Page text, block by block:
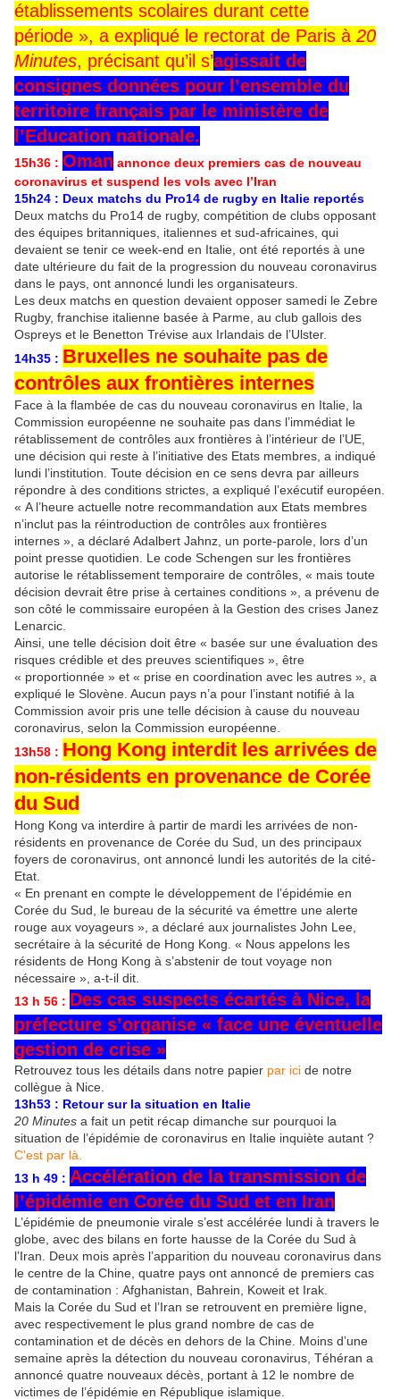
établissements scolaires durant cette
période », a expliqué le rectorat de Paris à 20
Minutes, précisant qu’il s’agissait de
consignes données pour l’ensemble du
territoire français par le ministère de
l’Education nationale.
15h36 : Oman annonce deux premiers cas de nouveau
coronavirus et suspend les vols avec l’Iran
15h24 : Deux matchs du Pro14 de rugby en Italie reportés
Deux matchs du Pro14 de rugby, compétition de clubs opposant
des équipes britanniques, italiennes et sud-africaines, qui
devaient se tenir ce week-end en Italie, ont été reportés à une
date ultérieure du fait de la progression du nouveau coronavirus
dans le pays, ont annoncé lundi les organisateurs.
Les deux matchs en question devaient opposer samedi le Zebre
Rugby, franchise italienne basée à Parme, au club gallois des
Ospreys et le Benetton Trévise aux Irlandais de l’Ulster.
14h35 : Bruxelles ne souhaite pas de
contrôles aux frontières internes
Face à la flambée de cas du nouveau coronavirus en Italie, la
Commission européenne ne souhaite pas dans l’immédiat le
rétablissement de contrôles aux frontières à l’intérieur de l’UE,
une décision qui reste à l’initiative des Etats membres, a indiqué
lundi l’institution. Toute décision en ce sens devra par ailleurs
répondre à des conditions strictes, a expliqué l’exécutif européen.
« A l’heure actuelle notre recommandation aux Etats membres
n’inclut pas la réintroduction de contrôles aux frontières
internes », a déclaré Adalbert Jahnz, un porte-parole, lors d’un
point presse quotidien. Le code Schengen sur les frontières
autorise le rétablissement temporaire de contrôles, « mais toute
décision devrait être prise à certaines conditions », a prévenu de
son côté le commissaire européen à la Gestion des crises Janez
Lenarcic.
Ainsi, une telle décision doit être « basée sur une évaluation des
risques crédible et des preuves scientifiques », être
« proportionnée » et « prise en coordination avec les autres », a
expliqué le Slovène. Aucun pays n’a pour l’instant notifié à la
Commission avoir pris une telle décision à cause du nouveau
coronavirus, selon la Commission européenne.
13h58 : Hong Kong interdit les arrivées de
non-résidents en provenance de Corée
du Sud
Hong Kong va interdire à partir de mardi les arrivées de non-
résidents en provenance de Corée du Sud, un des principaux
foyers de coronavirus, ont annoncé lundi les autorités de la cité-
Etat.
« En prenant en compte le développement de l’épidémie en
Corée du Sud, le bureau de la sécurité va émettre une alerte
rouge aux voyageurs », a déclaré aux journalistes John Lee,
secrétaire à la sécurité de Hong Kong. « Nous appelons les
résidents de Hong Kong à s’abstenir de tout voyage non
nécessaire », a-t-il dit.
13 h 56 : Des cas suspects écartés à Nice, la
préfecture s’organise « face une éventuelle
gestion de crise »
Retrouvez tous les détails dans notre papier par ici de notre
collègue à Nice.
13h53 : Retour sur la situation en Italie
20 Minutes a fait un petit récap dimanche sur pourquoi la
situation de l’épidémie de coronavirus en Italie inquiète autant ?
C'est par là.
13 h 49 : Accélération de la transmission de
l’épidémie en Corée du Sud et en Iran
L’épidémie de pneumonie virale s’est accélérée lundi à travers le
globe, avec des bilans en forte hausse de la Corée du Sud à
l’Iran. Deux mois après l’apparition du nouveau coronavirus dans
le centre de la Chine, quatre pays ont annoncé de premiers cas
de contamination : Afghanistan, Bahrein, Koweit et Irak.
Mais la Corée du Sud et l’Iran se retrouvent en première ligne,
avec respectivement le plus grand nombre de cas de
contamination et de décès en dehors de la Chine. Moins d’une
semaine après la détection du nouveau coronavirus, Téhéran a
annoncé quatre nouveaux décès, portant à 12 le nombre de
victimes de l’épidémie en République islamique.